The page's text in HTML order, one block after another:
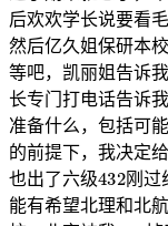
后欢欢学长说要看
然后亿久姐
保 研 本 校
保研本
校
等吧，凯丽姐告诉
长专门打电话告诉
准备什么，包括可
的前提下，我决定
也出了六级 432刚过
能有希望北理和北